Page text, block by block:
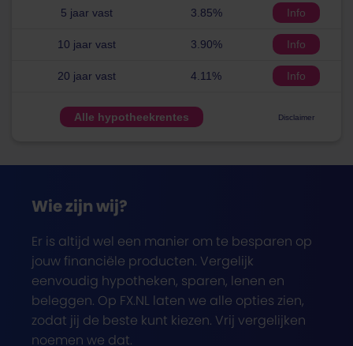
5 jaar vast 3.85% Info
10 jaar vast 3.90% Info
20 jaar vast 4.11% Info
Alle hypotheekrentes Disclaimer
Wie zijn wij?
Er is altijd wel een manier om te besparen op
jouw financiële producten. Vergelijk
eenvoudig hypotheken, sparen, lenen en
beleggen. Op FX.NL laten we alle opties zien,
zodat jij de beste kunt kiezen. Vrij vergelijken
noemen we dat.